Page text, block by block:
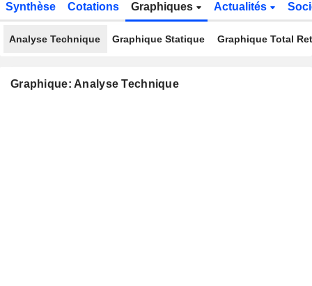
Synthèse Cotations Graphiques Actualités
Analyse Technique Graphique Statique Graphique Total
Graphique: Analyse Technique